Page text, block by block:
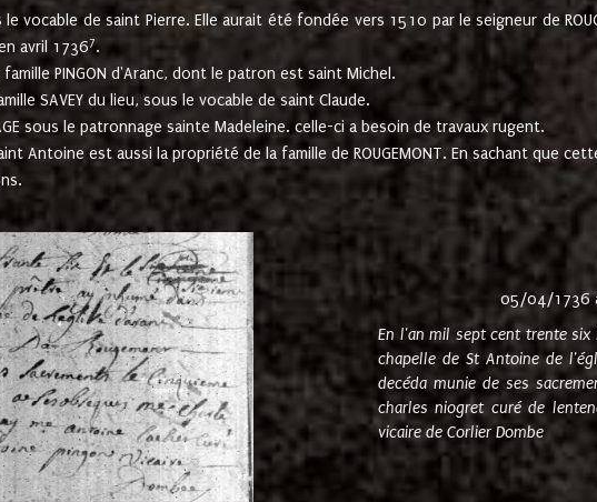
vocable de saint Pierre. Elle aurait été fondée vers 1510 par le seigneur de
avril 17367.
PINGON d'Aranc, dont le patron est saint Michel.
SAVEY du lieu, sous le vocable de saint Claude.
sous le patronnage sainte Madeleine. celle-ci a besoin de travaux rugent.
Antoine est aussi la propriété de la famille de ROUGEMONT. En sachant que
05/04/1736
En l'an mil sept cent trente six
chapelle de St Antoine de
decéda munie de ses
charles niogret curé de
vicaire de Corlier Dombe